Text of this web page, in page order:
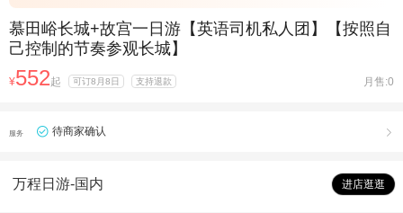
慕田峪长城+故宫一日游【英语司机私人团】【按照自
己控制的节奏参观长城】
¥552起 可订8月8日 支持退款 月售:0
服务 待商家确认 
万程日游-国内 进店逛逛